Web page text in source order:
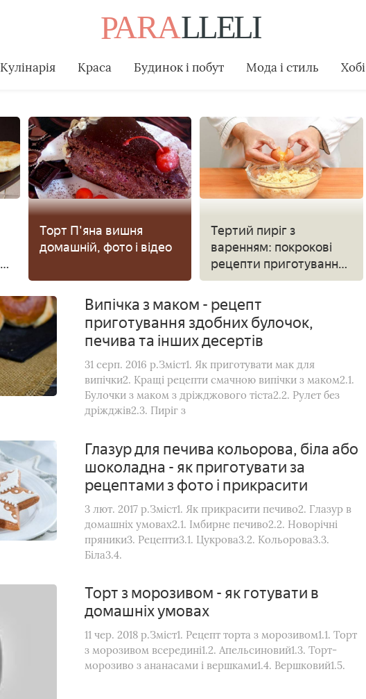
Кулінарія Краса Будинок і побут Мода і стиль Хобі
Торт П'яна вишня
домашній, фото і відео
Тертий пиріг з
варенням: покрокові
рецепти приготування,
як правильно зробити
Випічка з маком - рецепт
приготування здобних булочок,
печива та інших десертів
31 серп. 2016 р.Зміст1. Як приготувати мак для
випічки2. Кращі рецепти смачною випічки з маком2.1.
Булочки з маком з дріжджового тіста2.2. Рулет без
дріжджів2.3. Пиріг з
Глазур для печива кольорова, біла або
шоколадна - як приготувати за
рецептами з фото і прикрасити
3 лют. 2017 р.Зміст1. Як прикрасити печиво2. Глазур в
домашніх умовах2.1. Імбирне печиво2.2. Новорічні
пряники3. Рецепти3.1. Цукрова3.2. Кольорова3.3.
Біла3.4.
Торт з морозивом - як готувати в
домашніх умовах
11 чер. 2018 р.Зміст1. Рецепт торта з морозивом1.1. Торт
з морозивом всередині1.2. Апельсиновий1.3. Торт-
морозиво з ананасами і вершками1.4. Вершковий1.5.